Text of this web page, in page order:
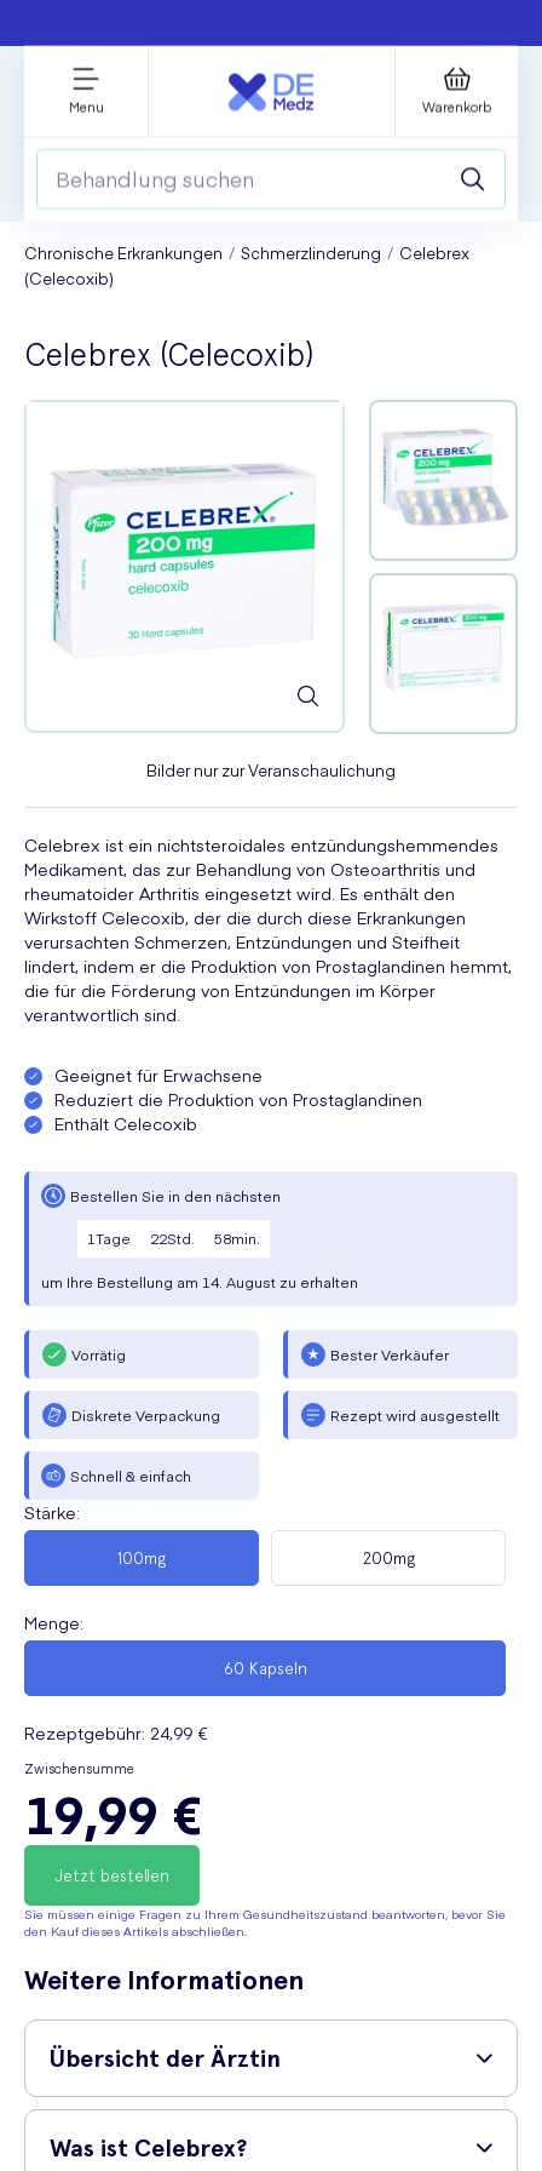
Menu Warenkorb
Chronische Erkrankungen Schmerzlinderung
Celebrex
(Celecoxib)
Celebrex (Celecoxib)
Bilder nur zur Veranschaulichung
Celebrex ist ein nichtsteroidales entzündungshemmendes
Medikament, das zur Behandlung von Osteoarthritis und
rheumatoider Arthritis eingesetzt wird. Es enthält den
Wirkstoff Celecoxib, der die durch diese Erkrankungen
verursachten Schmerzen, Entzündungen und Steifheit
lindert, indem er die Produktion von Prostaglandinen hemmt,
die für die Förderung von Entzündungen im Körper
verantwortlich sind.
Geeignet für Erwachsene
Reduziert die Produktion von Prostaglandinen
Enthält Celecoxib
Bestellen Sie in den nächsten
1Tage 22Std. 58min.
um Ihre Bestellung am 14. August zu erhalten
Vorrätig Bester Verkäufer
Diskrete Verpackung Rezept wird ausgestellt
Schnell & einfach
Stärke:
100mg 200mg
Menge:
60 Kapseln
Rezeptgebühr: 24,99 €
Zwischensumme
19,99 €
Jetzt bestellen
Sie müssen einige Fragen zu Ihrem Gesundheitszustand beantworten, bevor Sie
den Kauf dieses Artikels abschließen.
Weitere Informationen
Übersicht der Ärztin
Erklärung zu dem folgenden Medikament:
Was ist Celebrex?